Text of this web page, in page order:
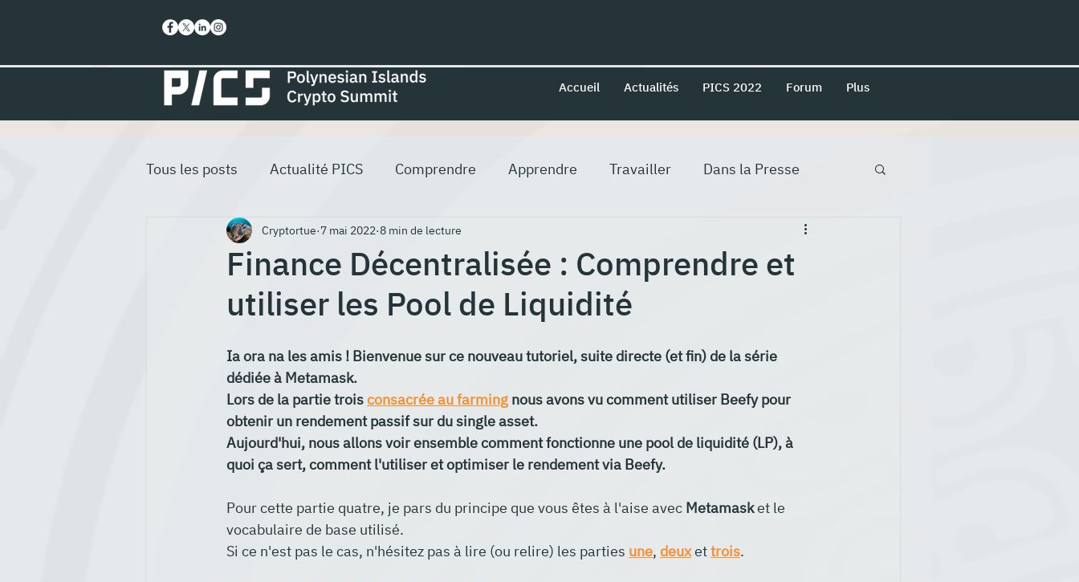
Tous les posts Actualité PICS Comprendre Apprendre Travailler Dans la Presse
Finance Décentralisée : Comprendre et
utiliser les Pool de Liquidité
Cryptortue 7 mai 2022 8 min de lecture
Ia ora na les amis ! Bienvenue sur ce nouveau tutoriel, suite directe (et fin) de la série
dédiée à Metamask.
Lors de la partie trois consacrée au farming nous avons vu comment utiliser Beefy pour
obtenir un rendement passif sur du single asset.
Aujourd'hui, nous allons voir ensemble comment fonctionne une pool de liquidité (LP), à
quoi ça sert, comment l'utiliser et optimiser le rendement via Beefy.
Pour cette partie quatre, je pars du principe que vous êtes à l'aise avec Metamask et le
vocabulaire de base utilisé.
Si ce n'est pas le cas, n'hésitez pas à lire (ou relire) les parties une, deux et trois.
Accueil Actualités PICS 2022 Forum Plus